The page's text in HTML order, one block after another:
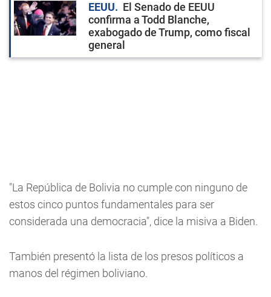
EEUU
El Senado de EEUU
confirma a Todd Blanche,
exabogado de Trump, como fiscal
general
"La República de Bolivia no cumple con ninguno de
estos cinco puntos fundamentales para ser
considerada una democracia", dice la misiva a Biden.
También presentó la lista de los presos políticos a
manos del régimen boliviano.